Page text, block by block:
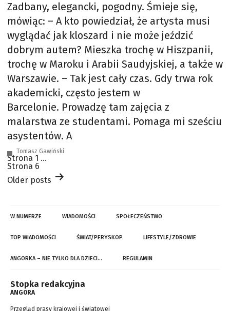
Zadbany, elegancki, pogodny. Śmieje się,
mówiąc: – A kto powiedział, że artysta musi
wyglądać jak kloszard i nie może jeździć
dobrym autem? Mieszka trochę w Hiszpanii,
trochę w Maroku i Arabii Saudyjskiej, a także w
Warszawie. – Tak jest cały czas. Gdy trwa rok
akademicki, często jestem w
Barcelonie. Prowadzę tam zajęcia z
malarstwa ze studentami. Pomaga mi sześciu
asystentów. A
Tomasz Gawiński
Stronicowanie
wpisów
Strona 1 …
Strona 6
Older posts
W NUMERZE WIADOMOŚCI SPOŁECZEŃSTWO
TOP WIADOMOŚCI ŚWIAT/PERYSKOP LIFESTYLE/ZDROWIE
ANGORKA – NIE TYLKO DLA DZIECI… REGULAMIN
Stopka redakcyjna
ANGORA
Przegląd prasy krajowej i światowej